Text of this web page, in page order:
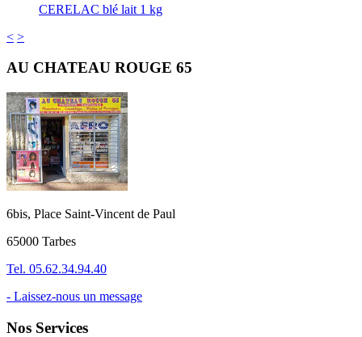
CERELAC blé lait 1 kg
< >
AU CHATEAU ROUGE 65
6bis, Place Saint-Vincent de Paul
65000 Tarbes
Tel. 05.62.34.94.40
- Laissez-nous un message
Nos Services